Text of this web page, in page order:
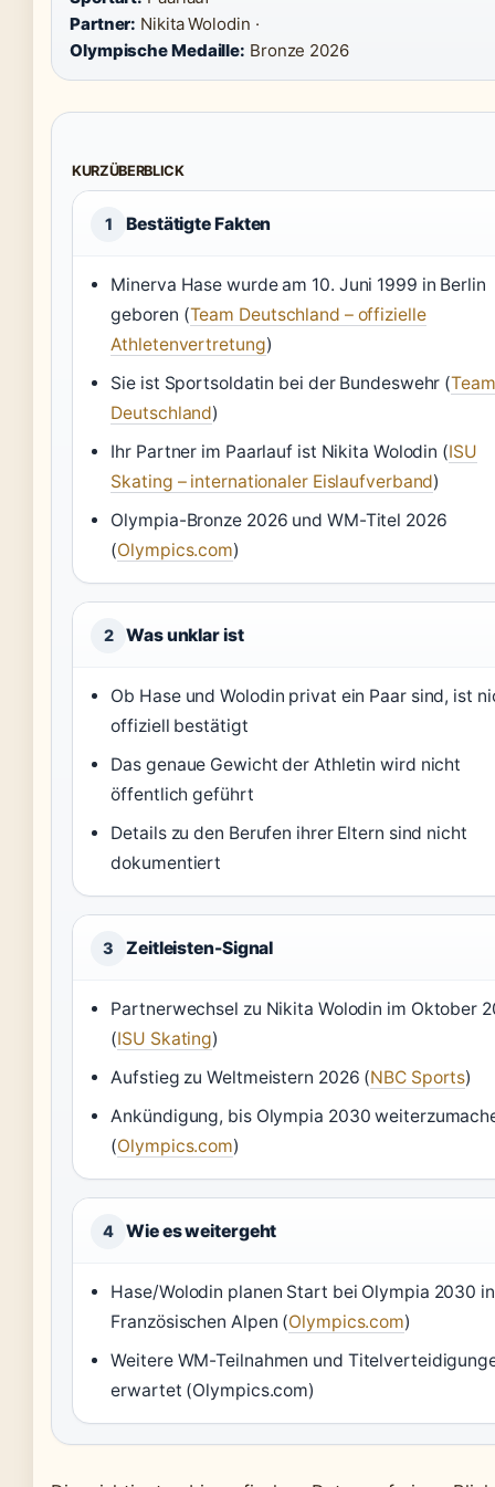
Partner: Nikita Wolodin ·
Olympische Medaille: Bronze 2026
KURZÜBERBLICK
1 Bestätigte Fakten
Minerva Hase wurde am 10. Juni 1999 in Berlin
geboren (Team Deutschland – offizielle
Athletenvertretung)
Sie ist Sportsoldatin bei der Bundeswehr (Team
Deutschland)
Ihr Partner im Paarlauf ist Nikita Wolodin (ISU
Skating – internationaler Eislaufverband)
Olympia-Bronze 2026 und WM-Titel 2026
(Olympics.com)
2 Was unklar ist
Ob Hase und Wolodin privat ein Paar sind, ist
offiziell bestätigt
Das genaue Gewicht der Athletin wird nicht
öffentlich geführt
Details zu den Berufen ihrer Eltern sind nicht
dokumentiert
3 Zeitleisten-Signal
Partnerwechsel zu Nikita Wolodin im Oktober
(ISU Skating)
Aufstieg zu Weltmeistern 2026 (NBC Sports)
Ankündigung, bis Olympia 2030
(Olympics.com)
4 Wie es weitergeht
Hase/Wolodin planen Start bei Olympia 2030
Französischen Alpen (Olympics.com)
Weitere WM-Teilnahmen und
erwartet (Olympics.com)